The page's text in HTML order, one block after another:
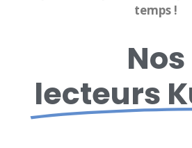
temps !
Nos
lecteurs